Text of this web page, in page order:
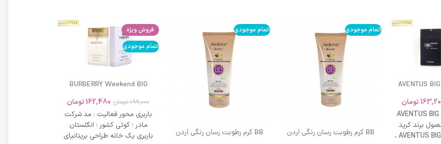
AVENTUS
تومان
AVENTUS
برند کرید
ادکلن AVENTUS BIG MODERN ،
اتمام موجودی
BB کرم رطوبت رسان رنگی آردن
اتمام موجودی
BB کرم رطوبت رسان رنگی آردن
فروش ویژه
اتمام موجودی
BURBERRY Weekend BIG
199,000 تومان 162,480تومان
باربری محور فعالیت : مد شرکت
مادر : کوتی کشور : انگلستان
باربری یک خانه طراحی بریتانیای